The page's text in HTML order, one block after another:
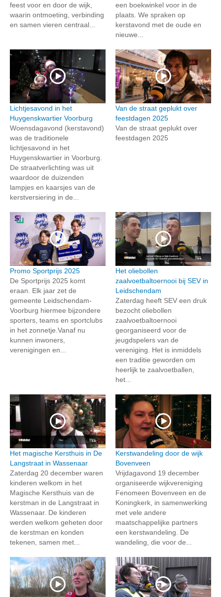
feest voor en door de wijk,
waarin ontmoeting, verbinding
en samen vieren centraal...
een boekwinkel voor in de
plaats. We spraken op
kerstavond met de oude en
nieuwe...
Lichtjesavond in het
Huygenskwartier Voorburg
Woensdagavond (kerstavond)
was de traditionele
lichtjesavond in het
Huygenskwartier in Voorburg.
De straatverlichting was uit
waardoor de duizenden
lampjes en kaarsjes van de
kerstversiering in de...
Van de straat geplukt over
feestdagen 2025
Van de straat geplukt over
feestdagen 2025
Promo Sportprijs 2025
De Sportprijs 2025 komt
eraan. Elk jaar zet de
gemeente Leidschendam-
Voorburg hiermee bijzondere
sporters, teams en sportclubs
in het zonnetje.Vanaf nu
kunnen inwoners,
verenigingen en...
Het oliebollen
zaalvoetbaltoernooi bij SEV in
Leidschendam
Zaterdag heeft SEV een druk
bezocht oliebollen
zaalvoetbaltoernooi
georganiseerd voor de
jeugdspelers van de
vereniging. Het is inmiddels
een traditie geworden om
heerlijk te zaalvoetballen,
het...
Het magische Kersthuis in De
Langstraat in Wassenaar
Zaterdag 20 december waren
kinderen welkom in het
Magische Kersthuis van de
kerstman in de Langstraat in
Wassenaar. De kinderen
werden welkom geheten door
de kerstman en konden
tekenen, samen met...
Kerstwandeling door de wijk
Bovenveen
Vrijdagavond 19 december
organiseerde wijkvereniging
Fenomeen Bovenveen en de
Koningkerk, in samenwerking
met vele andere
maatschappelijke partners
een kerstwandeling. De
wandeling, die voor de...